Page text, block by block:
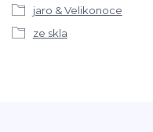
jaro & Velikonoce
ze skla